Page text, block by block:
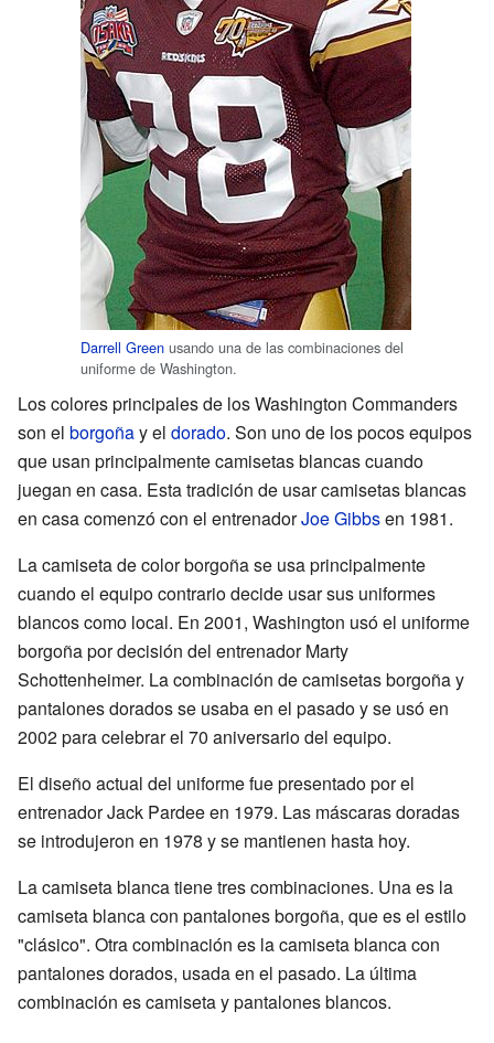
Darrell Green usando una de las combinaciones del
uniforme de Washington.
Los colores principales de los Washington Commanders
son el borgoñay el dorado. Son uno de los pocos equipos
que usan principalmente camisetas blancas cuando
juegan en casa. Esta tradición de usar camisetas blancas
en casa comenzó con el entrenadorJoe Gibbsen 1981.
La camiseta de color borgoña se usa principalmente
cuando el equipo contrario decide usar sus uniformes
blancos como local. En 2001, Washington usó el uniforme
borgoña por decisión del entrenador Marty
Schottenheimer. La combinación de camisetas borgoña y
pantalones dorados se usaba en el pasado y se usó en
2002 para celebrar el 70 aniversario del equipo.
El diseño actual del uniforme fue presentado por el
entrenador Jack Pardee en 1979. Las máscaras doradas
se introdujeron en 1978 y se mantienen hasta hoy.
La camiseta blanca tiene tres combinaciones. Una es la
camiseta blanca con pantalones borgoña, que es el estilo
"clásico". Otra combinación es la camiseta blanca con
pantalones dorados, usada en el pasado. La última
combinación es camiseta y pantalones blancos.